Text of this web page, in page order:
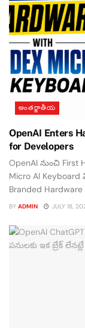
అంతర్జాతీయ
OpenAI Enters
for Developers
OpenAI నుంచి First
Micro AI
Branded
BY ADMIN JULY 18,